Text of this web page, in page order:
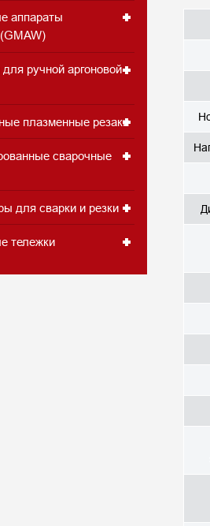
аппараты
ручной аргоновой
плазменные резаки
сварочные
для сварки и резки
тележки